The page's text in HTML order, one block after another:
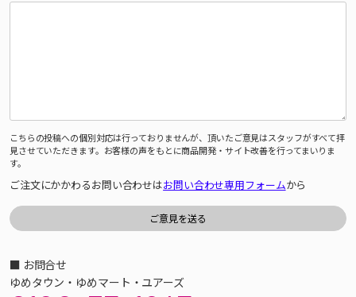
こちらの投稿への個別対応は行っておりませんが、頂いたご意見はスタッフがすべて拝
見させていただきます。お客様の声をもとに商品開発・サイト改善を行ってまいりま
す。
ご注文にかかわるお問い合わせはお問い合わせ専用フォームから
■ お問合せ
ゆめタウン・ゆめマート・ユアーズ